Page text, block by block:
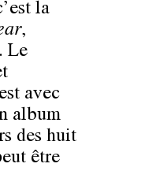
la
,
Le
avec
album
des huit
être